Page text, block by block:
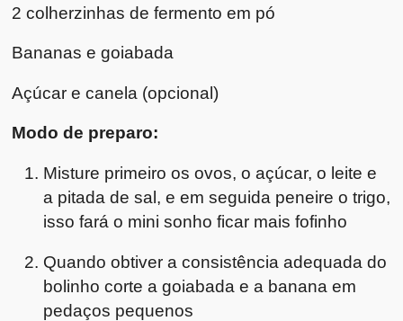
2 colherzinhas de fermento em pó
Bananas e goiabada
Açúcar e canela (opcional)
Modo de preparo:
Misture primeiro os ovos, o açúcar, o leite e
a pitada de sal, e em seguida peneire o trigo,
isso fará o mini sonho ficar mais fofinho
Quando obtiver a consistência adequada do
bolinho corte a goiabada e a banana em
pedaços pequenos